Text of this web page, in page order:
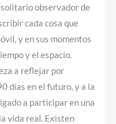
observador de
cada cosa que
y en sus momentos
y el espacio.
a reflejar por
días en el futuro, y a la
a participar en una
vida real. Existen